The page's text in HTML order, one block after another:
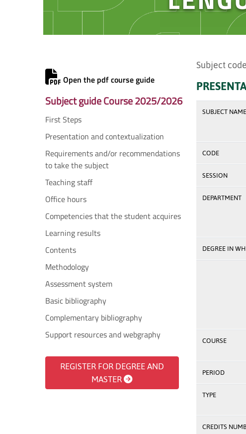
Open the pdf course guide
Subject guide Course 2025/2026
First Steps
Presentation and contextualization
Requirements and/or recommendations
to take the subject
Teaching staff
Office hours
Competencies that the student acquires
Learning results
Contents
Methodology
Assessment system
Basic bibliography
Complementary bibliography
Support resources and webgraphy
REGISTER FOR DEGREE AND
MASTER
Subject
SUBJECT NAME
CODE
SESSION
DEPARTMENT
DEGREE IN
COURSE
PERIOD
TYPE
CREDITS